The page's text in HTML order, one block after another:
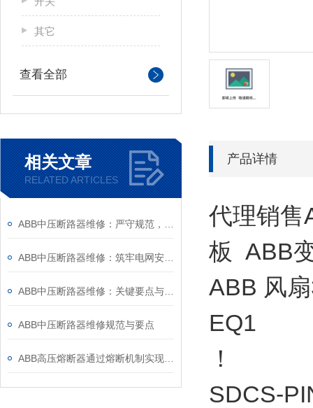
其它
查看全部
相关文章
RELATED ARTICLES
ABB中压断路器维修规范与要点
产品详情
代理销售
板 ABB
ABB 风
EQ1
！
SDCS-